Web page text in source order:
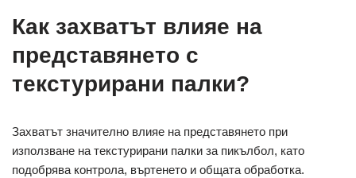
Как захватът влияе на
представянето с
текстурирани палки?
Захватът значително влияе на представянето при
използване на текстурирани палки за пикълбол, като
подобрява контрола, въртенето и общата обработка.